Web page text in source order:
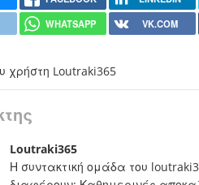
WHATSAPP VK.COM
χρήστη Loutraki365
Loutraki365
Η συντακτική ομάδα του